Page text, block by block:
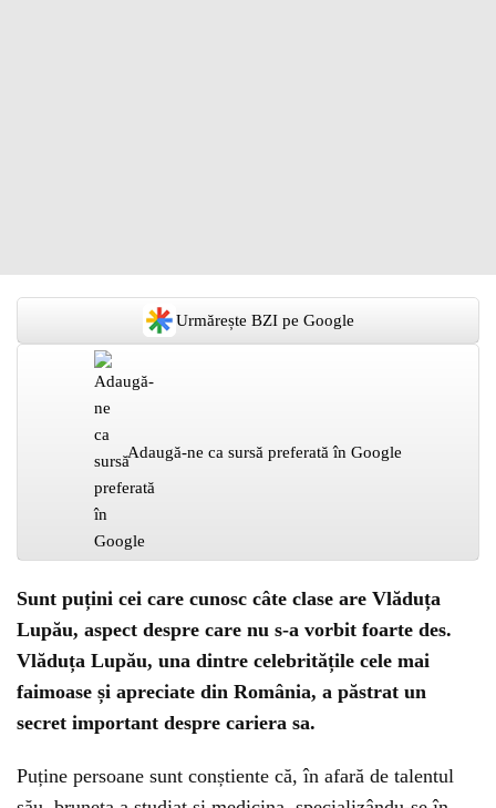
Urmărește BZI pe Google
Adaugă-ne ca sursă preferată în Google
Sunt puțini cei care cunosc câte clase are Vlăduța
Lupău, aspect despre care nu s-a vorbit foarte des.
Vlăduța Lupău, una dintre celebritățile cele mai
faimoase și apreciate din România, a păstrat un
secret important despre cariera sa.
Puține persoane sunt conștiente că, în afară de talentul